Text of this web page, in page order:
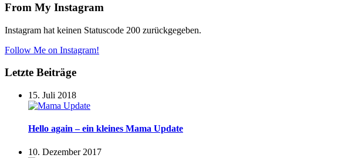
From My Instagram
Instagram hat keinen Statuscode 200 zurückgegeben.
Follow Me on Instagram!
Letzte Beiträge
15. Juli 2018
Hello again – ein kleines Mama Update
10. Dezember 2017